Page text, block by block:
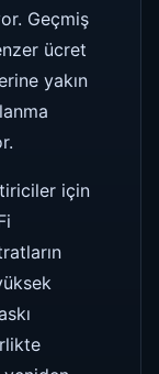
Geçmiş
ücret
yakın
için